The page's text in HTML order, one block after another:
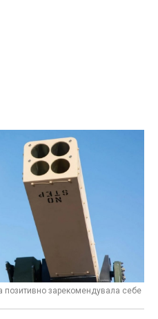
позитивно зарекомендувала себе